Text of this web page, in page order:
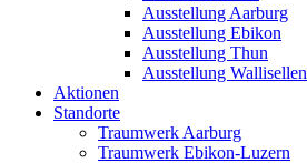
Ausstellung Aarburg
Ausstellung Ebikon
Ausstellung Thun
Ausstellung Wallisellen
Aktionen
Standorte
Traumwerk Aarburg
Traumwerk Ebikon-Luzern